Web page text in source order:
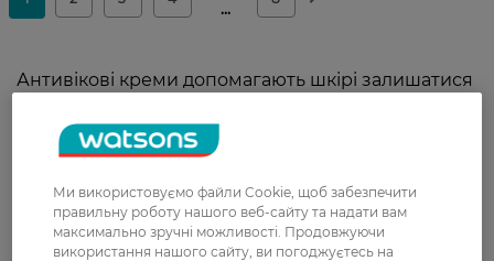
Антивікові креми допомагають шкірі залишатися
рівномірний тон та природне сяйво. Для
щоденного догляду можна вибирати сироватки з
Вони живлять шкіру і захищають клітини від
негативного впливу навколишнього
середовища. Такий антивіковий догляд
Ми використовуємо файли Cookie, щоб забезпечити
правильну роботу нашого веб-сайту та надати вам
максимально зручні можливості. Продовжуючи
використання нашого сайту, ви погоджуєтесь на